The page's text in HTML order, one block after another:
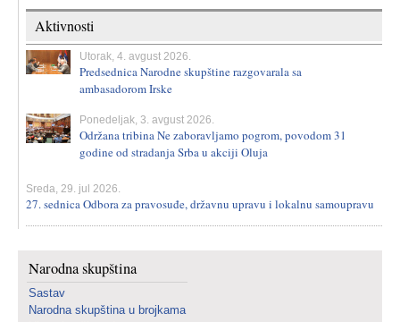
Aktivnosti
Utorak, 4. avgust 2026.
Predsednica Narodne skupštine razgovarala sa
ambasadorom Irske
Ponedeljak, 3. avgust 2026.
Održana tribina Ne zaboravljamo pogrom, povodom 31
godine od stradanja Srba u akciji Oluja
Sreda, 29. jul 2026.
27. sednica Odbora za pravosuđe, državnu upravu i lokalnu samoupravu
Narodna skupština
Sastav
Narodna skupština u brojkama